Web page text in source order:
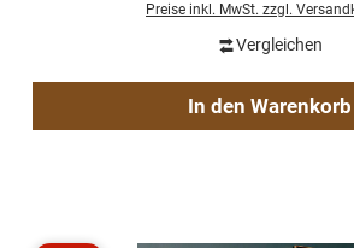
Preise inkl. MwSt. zzgl.
Vergleichen
In den Warenkorb